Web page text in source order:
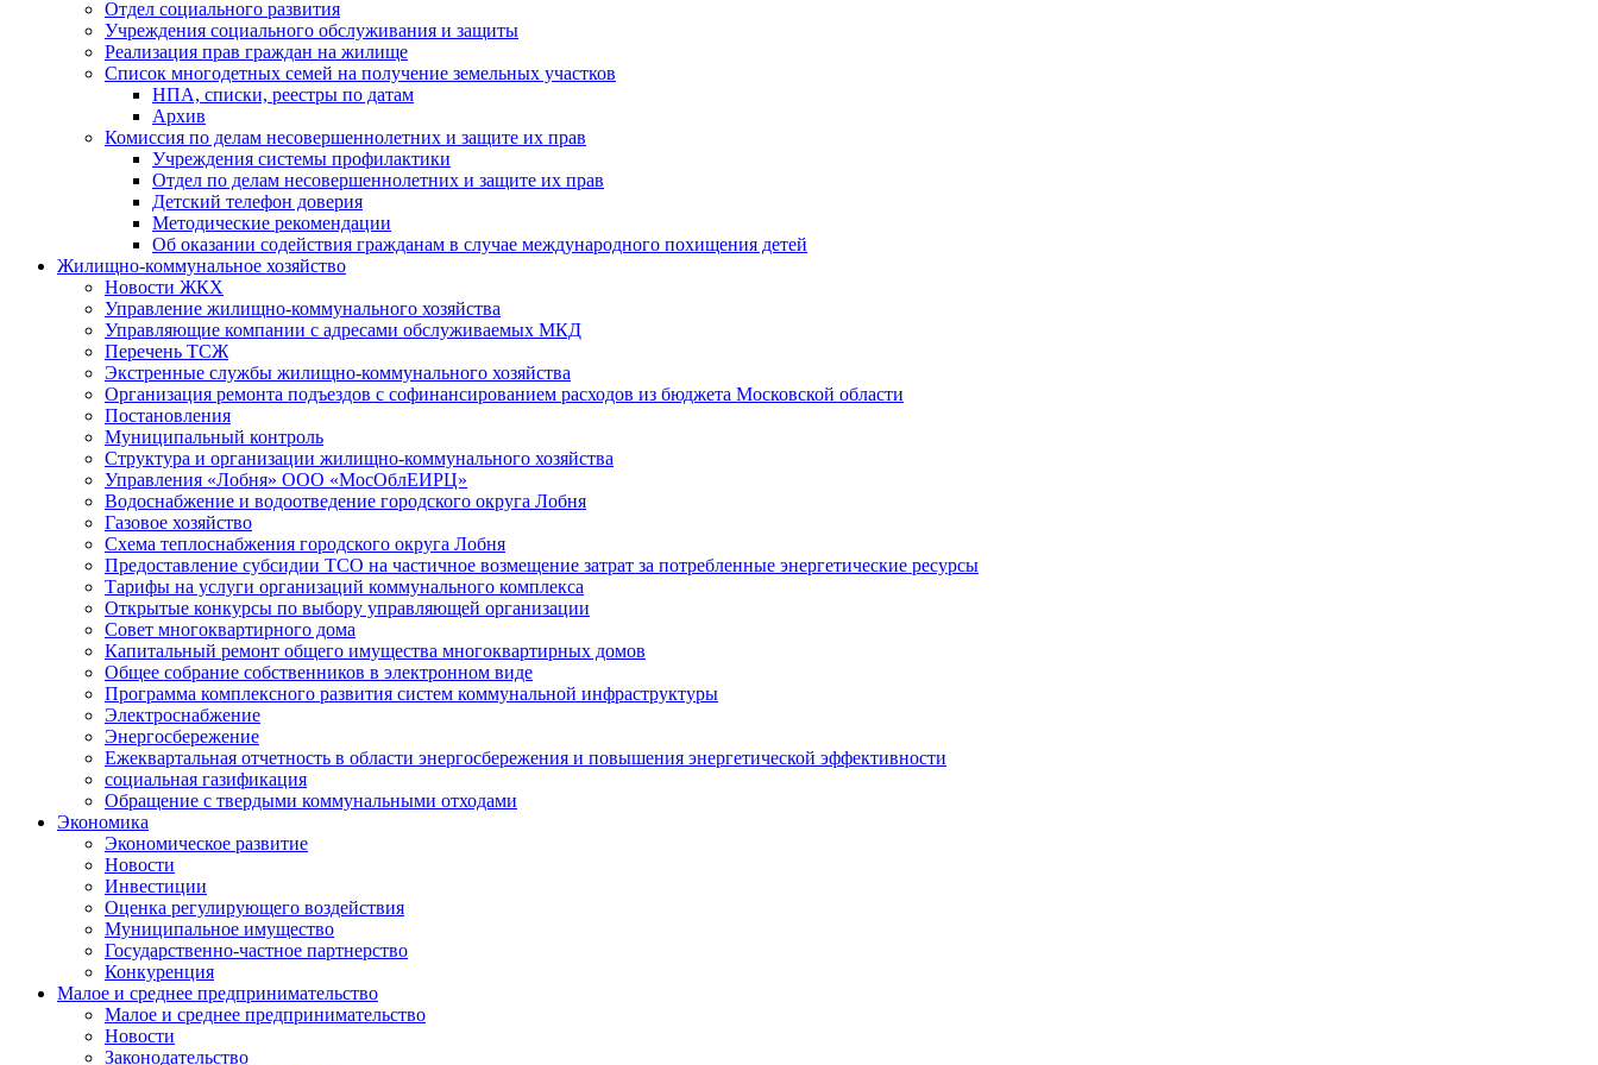
Отдел социального развития
Учреждения социального обслуживания и защиты
Реализация прав граждан на жилище
Список многодетных семей на получение земельных участков
НПА, списки, реестры по датам
Архив
Комиссия по делам несовершеннолетних и защите их прав
Учреждения системы профилактики
Отдел по делам несовершеннолетних и защите их прав
Детский телефон доверия
Методические рекомендации
Об оказании содействия гражданам в случае международного похищения детей
Жилищно-коммунальное хозяйство
Новости ЖКХ
Управление жилищно-коммунального хозяйства
Управляющие компании с адресами обслуживаемых МКД
Перечень ТСЖ
Экстренные службы жилищно-коммунального хозяйства
Организация ремонта подъездов с софинансированием расходов из бюджета Московской области
Постановления
Муниципальный контроль
Структура и организации жилищно-коммунального хозяйства
Управления «Лобня» ООО «МосОблЕИРЦ»
Водоснабжение и водоотведение городского округа Лобня
Газовое хозяйство
Схема теплоснабжения городского округа Лобня
Предоставление субсидии ТСО на частичное возмещение затрат за потребленные энергетические ресурсы
Тарифы на услуги организаций коммунального комплекса
Открытые конкурсы по выбору управляющей организации
Совет многоквартирного дома
Капитальный ремонт общего имущества многоквартирных домов
Общее собрание собственников в электронном виде
Программа комплексного развития систем коммунальной инфраструктуры
Электроснабжение
Энергосбережение
Ежеквартальная отчетность в области энергосбережения и повышения энергетической эффективности
социальная газификация
Обращение с твердыми коммунальными отходами
Экономика
Экономическое развитие
Новости
Инвестиции
Оценка регулирующего воздействия
Муниципальное имущество
Государственно-частное партнерство
Конкуренция
Малое и среднее предпринимательство
Малое и среднее предпринимательство
Новости
Законодательство